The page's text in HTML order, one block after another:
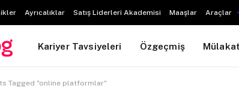
Ayrıcalıklar Satış Liderleri Akademisi Maaşlar Araçlar
Kariyer Tavsiyeleri Özgeçmiş Mülakat
Tagged "online platformlar"